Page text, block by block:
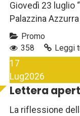
Giovedì 23 luglio
Palazzina Azzurra
Promo
358
Leggi
17
Lug2026
Lettera
La riflessione